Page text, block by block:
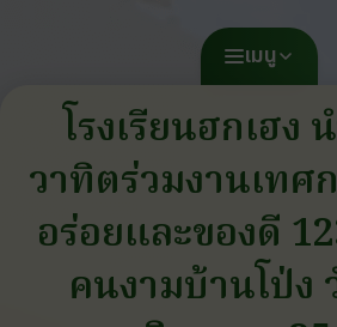
เมนู
โรงเรียนฮกเฮง
วาทิตร่วมงานเทศ
อร่อยและของดี
คนงามบ้านโป่ง